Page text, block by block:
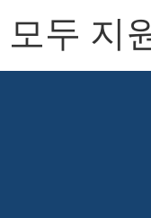
두 지